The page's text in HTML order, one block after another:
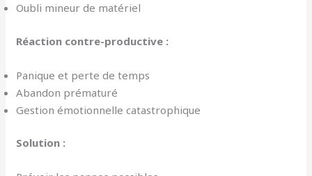
Oubli mineur de matériel
Réaction contre-productive :
Panique et perte de temps
Abandon prématuré
Gestion émotionnelle catastrophique
Solution :